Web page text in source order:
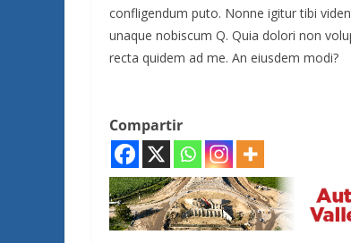
confligendum puto. Nonne igitur tibi
unaque nobiscum Q. Quia dolori non
recta quidem ad me. An eiusdem modi?
Compartir